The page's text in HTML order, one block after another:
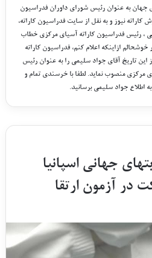
جهان به عنوان رئیس شورای داوران فدراسیون
کاراته نیوز و به نقل از سایت فدراسیون کاراته،
، رئیس فدراسیون کاراته آسیای مرکزی خطاب
ازاینکه اعلام کنم، فدراسیون کاراته
تاریخ آقای جواد سلیمی را به عنوان رئیس
مرکزی منصوب نماید. لطفا با خرسندی تمام و
اطلاع جواد سلیمی برسانید.
رقابتهای جهانی اسپانیا
در آزمون ارتقا